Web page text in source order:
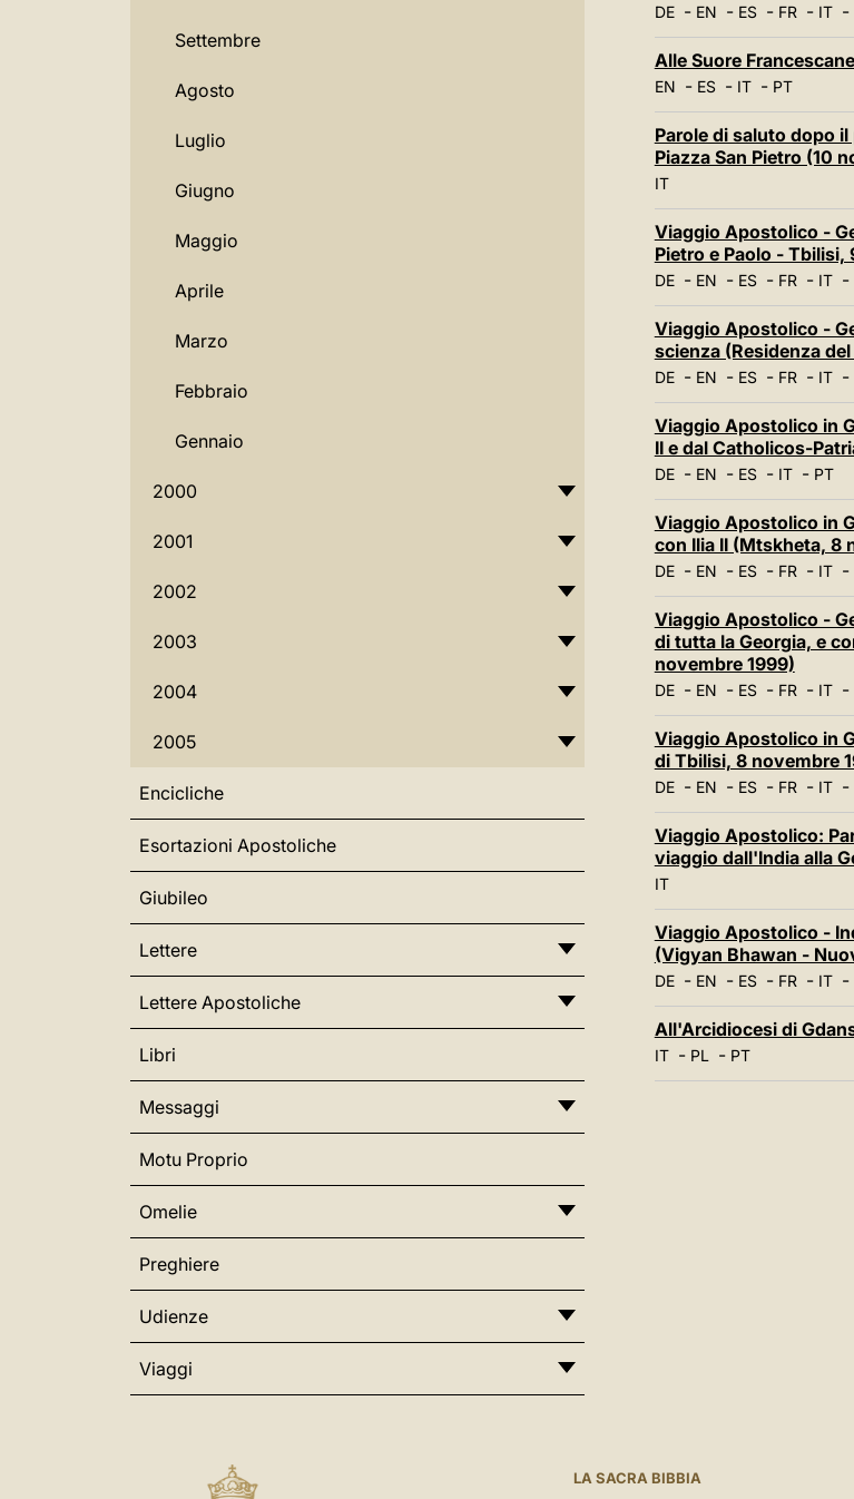
Settembre
Agosto
Luglio
Giugno
Maggio
Aprile
Marzo
Febbraio
Gennaio
2000
2001
2002
2003
2004
2005
Encicliche
Esortazioni Apostoliche
Giubileo
Lettere
Lettere Apostoliche
Libri
Messaggi
Motu Proprio
Omelie
Preghiere
Udienze
Viaggi
DE- EN - ES- FR- IT-
Alle Suore
EN - ES- IT- PT
Parole di saluto dopo
Piazza San Pietro (10
IT
Viaggio Apostolico -
Pietro e Paolo - Tbilisi,
DE- EN - ES- FR- IT-
Viaggio Apostolico -
scienza (Residenza
DE- EN - ES- FR- IT-
Viaggio Apostolico in
II e dal Catholicos-
DE- EN - ES- IT- PT
Viaggio Apostolico in
con Ilia II (Mtskheta, 8
DE- EN - ES- FR- IT-
Viaggio Apostolico -
di tutta la Georgia, e
novembre 1999)
DE- EN - ES- FR- IT-
Viaggio Apostolico in
di Tbilisi, 8 novembre
DE- EN - ES- FR- IT-
Viaggio Apostolico:
viaggio dall'India alla
IT
Viaggio Apostolico -
(Vigyan Bhawan -
DE- EN - ES- FR- IT-
All'Arcidiocesi di
IT- PL- PT
LA SACRA BIBBIA